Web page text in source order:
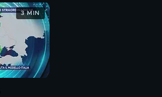
Ladri di case:
l'occupante aggressiva
che non paga da 4 anni
Ladri di case: l'egiziano
che terrorizza il
3 MIN